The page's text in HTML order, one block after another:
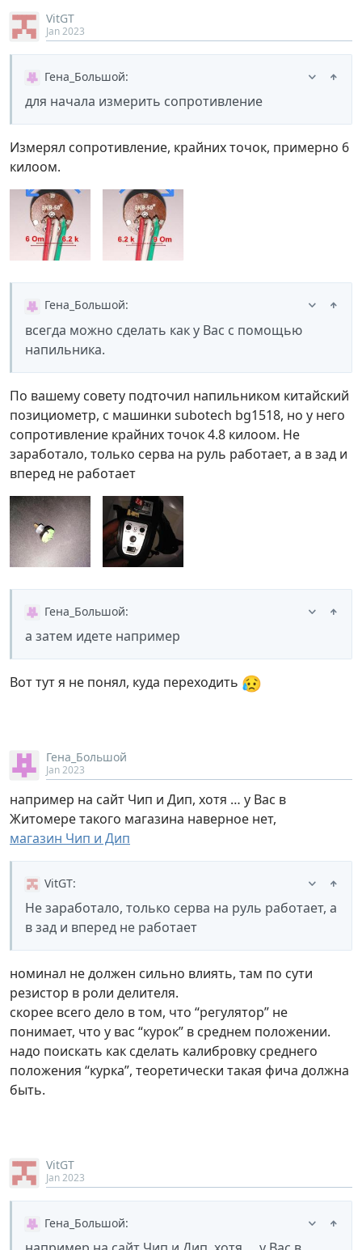
VitGT
Jan 2023
Гена_Большой:
для начала измерить сопротивление
Измерял сопротивление, крайних точок, примерно 6
килоом.
Гена_Большой:
всегда можно сделать как у Вас с помощью
напильника.
По вашему совету подточил напильником китайский
позициометр, с машинки subotech bg1518, но у него
сопротивление крайних точок 4.8 килоом. Не
заработало, только серва на руль работает, а в зад и
вперед не работает
Гена_Большой:
а затем идете например
Вот тут я не понял, куда переходить 😥
Гена_Большой
Jan 2023
например на сайт Чип и Дип, хотя … у Вас в
Житомере такого магазина наверное нет,
магазин Чип и Дип
VitGT:
Не заработало, только серва на руль работает, а
в зад и вперед не работает
номинал не должен сильно влиять, там по сути
резистор в роли делителя.
скорее всего дело в том, что “регулятор” не
понимает, что у вас “курок” в среднем положении.
надо поискать как сделать калибровку среднего
положения “курка”, теоретически такая фича должна
быть.
VitGT
Jan 2023
Гена_Большой: